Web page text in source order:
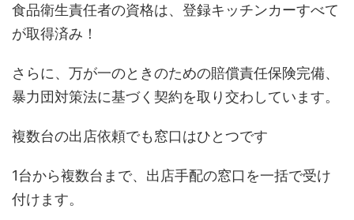
食品衛生責任者の資格は、登録キッチンカーすべて
が取得済み！
さらに、万が一のときのための賠償責任保険完備、
暴力団対策法に基づく契約を取り交わしています。
複数台の出店依頼でも窓口はひとつです
1台から複数台まで、出店手配の窓口を一括で受け
付けます。